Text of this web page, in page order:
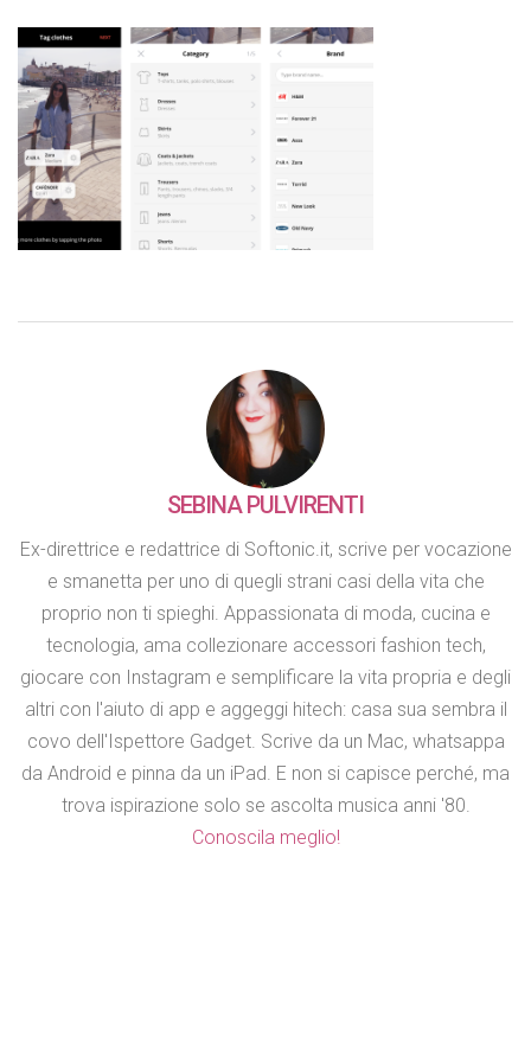
SEBINA PULVIRENTI
Ex-direttrice e redattrice di Softonic.it, scrive per vocazione
e smanetta per uno di quegli strani casi della vita che
proprio non ti spieghi. Appassionata di moda, cucina e
tecnologia, ama collezionare accessori fashion tech,
giocare con Instagram e semplificare la vita propria e degli
altri con l'aiuto di app e aggeggi hitech: casa sua sembra il
covo dell'Ispettore Gadget. Scrive da un Mac, whatsappa
da Android e pinna da un iPad. E non si capisce perché, ma
trova ispirazione solo se ascolta musica anni '80.
Conoscila meglio!